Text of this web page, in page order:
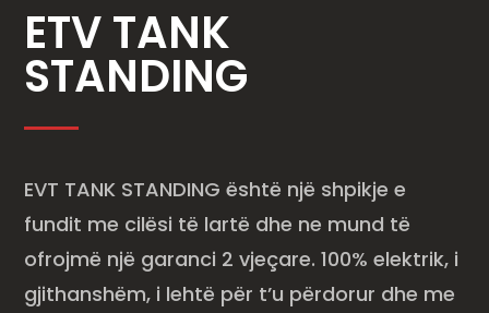
ETV TANK
STANDING
EVT TANK STANDING është një shpikje e
fundit me cilësi të lartë dhe ne mund të
ofrojmë një garanci 2 vjeçare. 100% elektrik, i
gjithanshëm, i lehtë për t’u përdorur dhe me